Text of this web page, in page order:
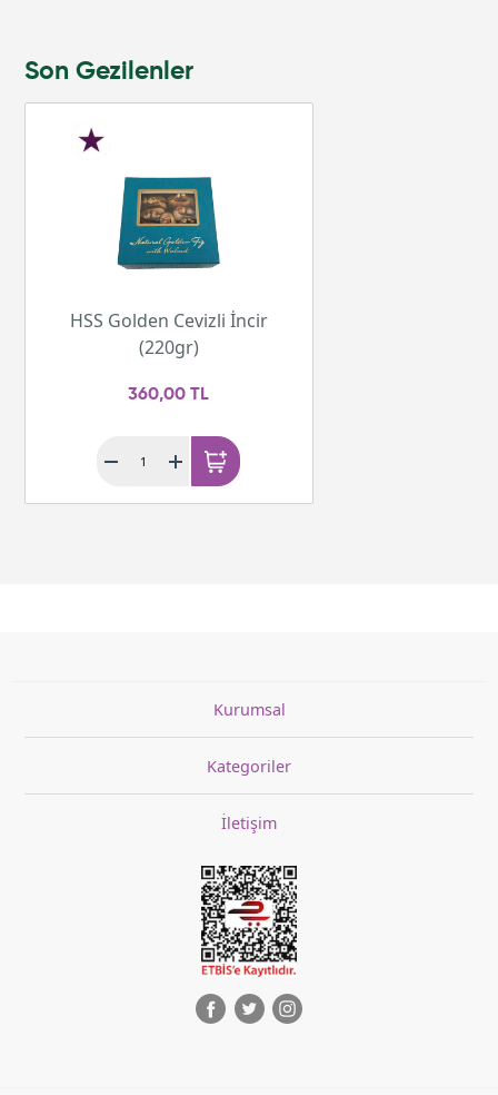
Son Gezilenler
HSS Golden Cevizli İncir
(220gr)
360,00 TL
Kurumsal
Kategoriler
İletişim